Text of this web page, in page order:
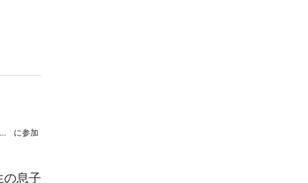
群馬県立前橋東高等学校吹奏楽部第４５回定期演奏会 に参加
の息子